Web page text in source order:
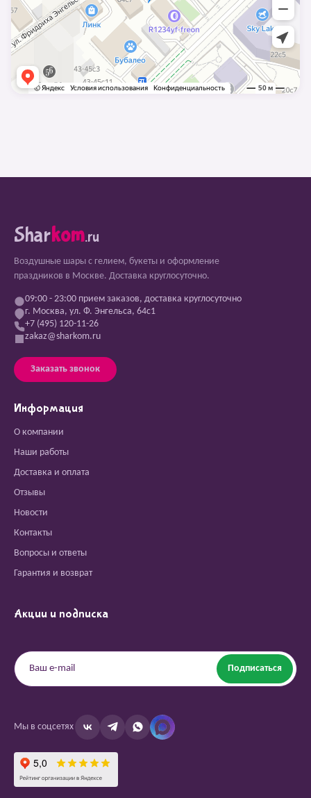
Sharkom.ru
Воздушные шары с гелием, букеты и оформление
праздников в Москве. Доставка круглосуточно.
09:00 - 23:00 прием заказов, доставка круглосуточно
г. Москва, ул. Ф. Энгельса, 64с1
+7 (495) 120-11-26
zakaz@sharkom.ru
Заказать звонок
Информация
О компании
Наши работы
Доставка и оплата
Отзывы
Новости
Контакты
Вопросы и ответы
Гарантия и возврат
Акции и подписка
Подписаться
Мы в соцсетях